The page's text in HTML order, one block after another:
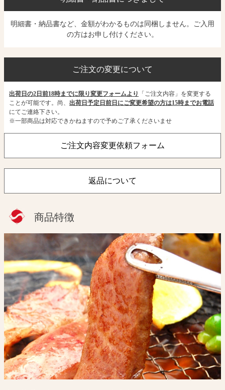
明細書・納品書など、金額がわかるものは同梱しません。ご入用
の方はお申し付けください。
ご注文の変更について
出荷日の2日前18時までに限り変更フォームより
「ご注文内容」を変更する
ことが可能です。尚、 出荷日予定日前日にご変更希望の方は15時までお電話
にてご連絡下さい。
※一部商品は対応できかねますので予めご了承くださいませ
ご注文内容変更依頼フォーム
返品について
商品特徴